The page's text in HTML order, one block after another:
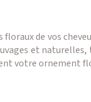
de vos
et
votre ornement